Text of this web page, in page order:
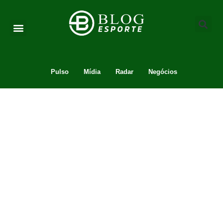
Pulso Mídia Radar Negócios